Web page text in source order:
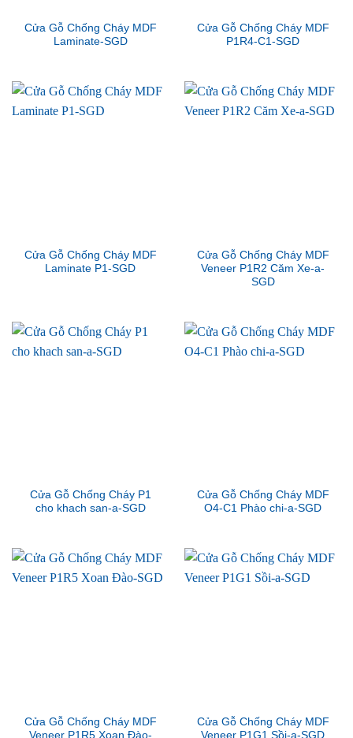
Cửa Gỗ Chống Cháy MDF
Laminate-SGD
Cửa Gỗ Chống Cháy MDF
P1R4-C1-SGD
Cửa Gỗ Chống Cháy MDF
Laminate P1-SGD
Cửa Gỗ Chống Cháy MDF
Veneer P1R2 Căm Xe-a-
SGD
Cửa Gỗ Chống Cháy P1
cho khach san-a-SGD
Cửa Gỗ Chống Cháy MDF
O4-C1 Phào chi-a-SGD
Cửa Gỗ Chống Cháy MDF
Veneer P1R5 Xoan Đào-
Cửa Gỗ Chống Cháy MDF
Veneer P1G1 Sồi-a-SGD